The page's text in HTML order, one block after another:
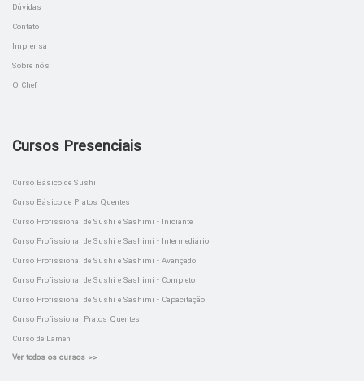
Dúvidas
Contato
Imprensa
Sobre nós
O Chef
Cursos Presenciais
Curso Básico de Sushi
Curso Básico de Pratos Quentes
Curso Profissional de Sushi e Sashimi - Iniciante
Curso Profissional de Sushi e Sashimi - Intermediário
Curso Profissional de Sushi e Sashimi - Avançado
Curso Profissional de Sushi e Sashimi - Completo
Curso Profissional de Sushi e Sashimi - Capacitação
Curso Profissional Pratos Quentes
Curso de Lamen
Ver todos os cursos >>